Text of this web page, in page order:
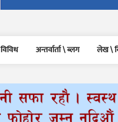
विविध अन्तर्वार्ता \ ब्लग लेख \